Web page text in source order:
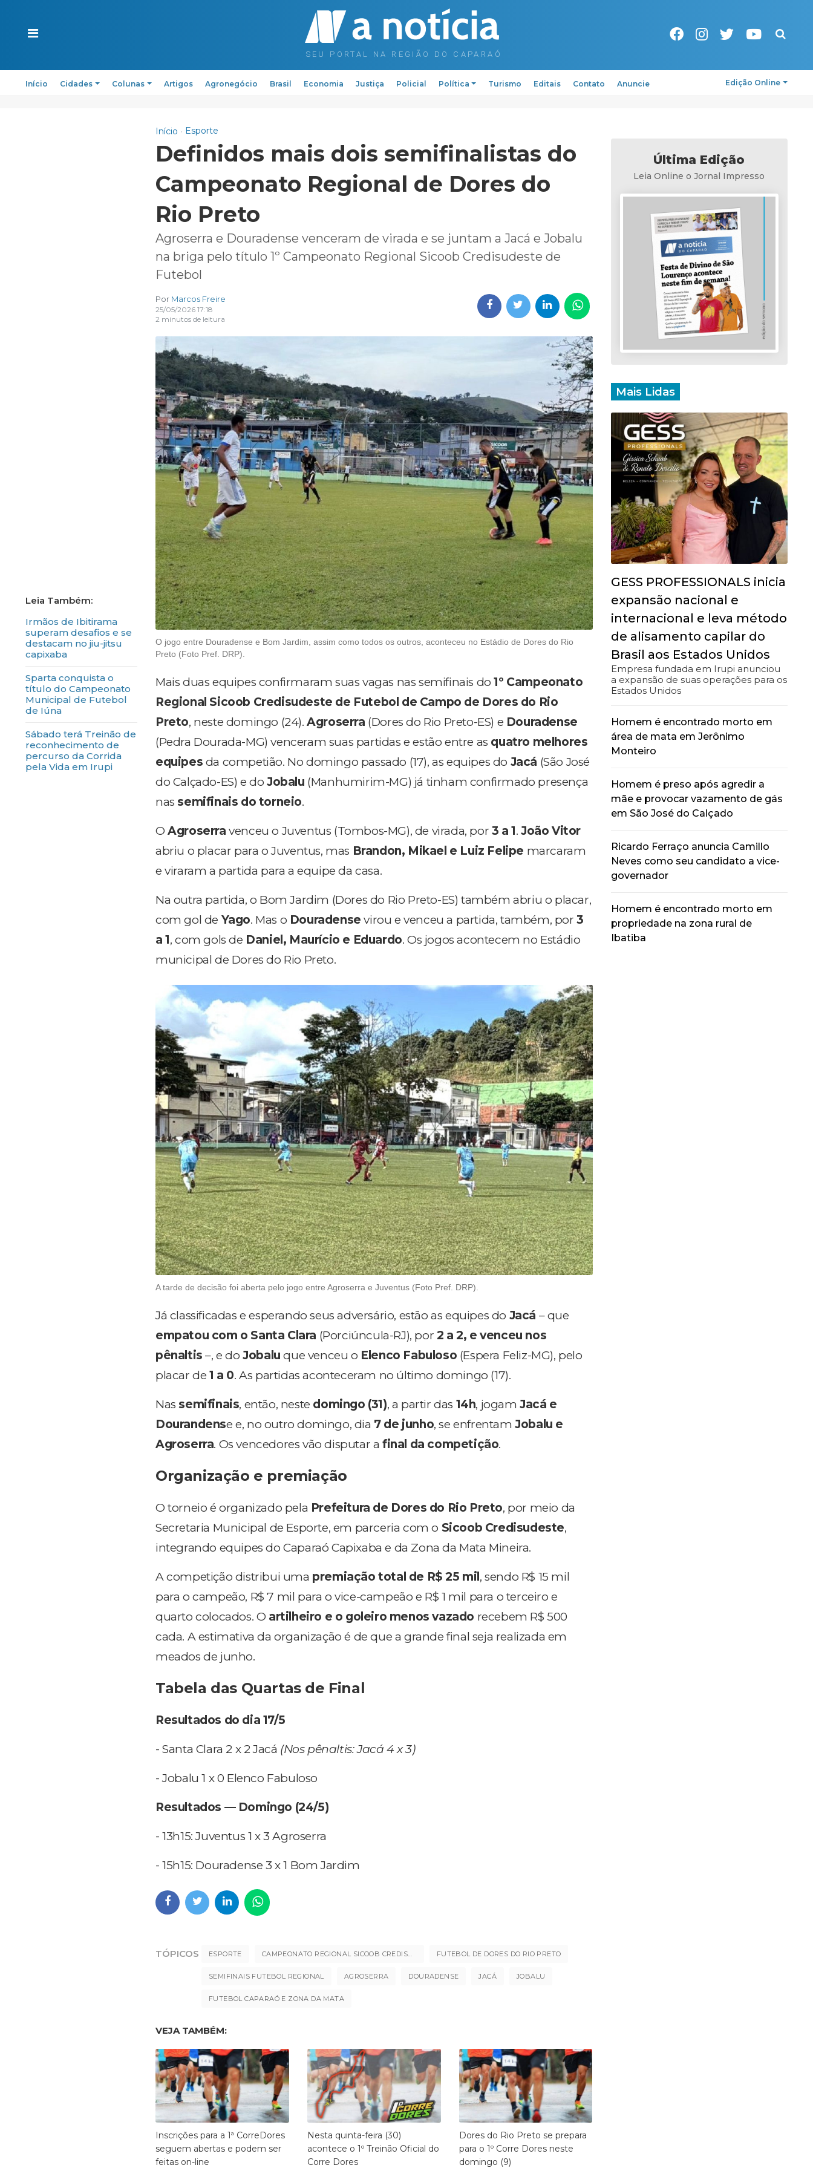
Pesquisa
Início Cidades Colunas Artigos Agronegócio Brasil Economia Justiça Policial Política Turismo Editais Contato Anuncie Edição Online
Irmãos de Ibitirama
superam desafios e se
destacam no jiu-jitsu
capixaba
Sparta conquista o
título do Campeonato
Municipal de Futebol
de Iúna
Sábado terá Treinão de
reconhecimento de
percurso da Corrida
pela Vida em Irupi
Início Esporte
Definidos mais dois semifinalistas do
Campeonato Regional de Dores do
Rio Preto
Agroserra e Douradense venceram de virada e se juntam a Jacá e Jobalu
na briga pelo título 1º Campeonato Regional Sicoob Credisudeste de
Futebol
Por Marcos Freire
25/05/2026 17:18
2 minutos de leitura
O jogo entre Douradense e Bom Jardim, assim como todos os outros, aconteceu no Estádio de Dores do Rio
Preto (Foto Pref. DRP).
Mais duas equipes confirmaram suas vagas nas semifinais do1º Campeonato
Regional Sicoob Credisudeste de Futebol de Campo de Dores do Rio
Preto, neste domingo (24).Agroserra (Dores do Rio Preto-ES) e Douradense
(Pedra Dourada-MG) venceram suas partidas e estão entre as quatro melhores
equipes da competião. No domingo passado (17), as equipes do Jacá (São José
do Calçado-ES) e doJobalu (Manhumirim-MG) já tinham confirmado presença
nas semifinais do torneio.
OAgroserra venceu o Juventus (Tombos-MG), de virada, por 3 a 1.João Vitor
abriu o placar para o Juventus, mas Brandon, Mikael e Luiz Felipe marcaram
e viraram a partida para a equipe da casa.
Na outra partida, o Bom Jardim (Dores do Rio Preto-ES) também abriu o placar,
com gol de Yago. Mas o Douradense virou e venceu a partida, também, por3
a 1, com gols de Daniel, Maurício e Eduardo. Os jogos acontecem no Estádio
municipal de Dores do Rio Preto.
A tarde de decisão foi aberta pelo jogo entre Agroserra e Juventus (Foto Pref. DRP).
Já classificadas e esperando seus adversário, estão as equipes do Jacá – que
empatou com o Santa Clara (Porciúncula-RJ), por 2 a 2, e venceu nos
pênaltis–, e doJobaluque venceu o Elenco Fabuloso (Espera Feliz-MG), pelo
placar de 1 a 0. As partidas aconteceram no último domingo (17).
Nas semifinais, então, neste domingo (31), a partir das 14h, jogamJacá e
Dourandense e, no outro domingo, dia 7 de junho, se enfrentamJobalu e
Agroserra. Os vencedores vão disputar afinal da competição.
Organização e premiação
O torneio é organizado pela Prefeitura de Dores do Rio Preto, por meio da
Secretaria Municipal de Esporte, em parceria com o Sicoob Credisudeste,
integrando equipes do Caparaó Capixaba e da Zona da Mata Mineira.
A competição distribui uma premiação total de R$ 25 mil , sendo R$ 15 mil
para o campeão, R$ 7 mil para o vice-campeão e R$ 1 mil para o terceiro e
quarto colocados. O artilheiro e o goleiro menos vazado recebem R$ 500
cada. A estimativa da organização é de que a grande final seja realizada em
meados de junho.
Tabela das Quartas de Final
Resultados do dia 17/5
- Santa Clara 2 x 2 Jacá (Nos pênaltis: Jacá 4 x 3)
- Jobalu 1 x 0 Elenco Fabuloso
Resultados — Domingo (24/5)
- 13h15: Juventus 1 x 3 Agroserra
- 15h15: Douradense 3 x 1 Bom Jardim
TÓPICOS ESPORTE CAMPEONATO REGIONAL SICOOB CREDISUDESTE FUTEBOL DE DORES DO RIO PRETO
SEMIFINAIS FUTEBOL REGIONAL AGROSERRA DOURADENSE JACÁ JOBALU
FUTEBOL CAPARAÓ E ZONA DA MATA
VEJA TAMBÉM:
Inscrições para a 1ª CorreDores
seguem abertas e podem ser
feitas on-line
Nesta quinta-feira (30)
acontece o 1º Treinão Oficial do
Corre Dores
Dores do Rio Preto se prepara
para o 1º Corre Dores neste
domingo (9)
Última Edição
Leia Online o Jornal Impresso
Mais Lidas
GESS PROFESSIONALS inicia
expansão nacional e
internacional e leva método
de alisamento capilar do
Brasil aos Estados Unidos
Empresa fundada em Irupi anunciou
a expansão de suas operações para os
Estados Unidos
Homem é encontrado morto em
área de mata em Jerônimo
Monteiro
Homem é preso após agredir a
mãe e provocar vazamento de gás
em São José do Calçado
Ricardo Ferraço anuncia Camillo
Neves como seu candidato a vice-
governador
Homem é encontrado morto em
propriedade na zona rural de
Ibatiba